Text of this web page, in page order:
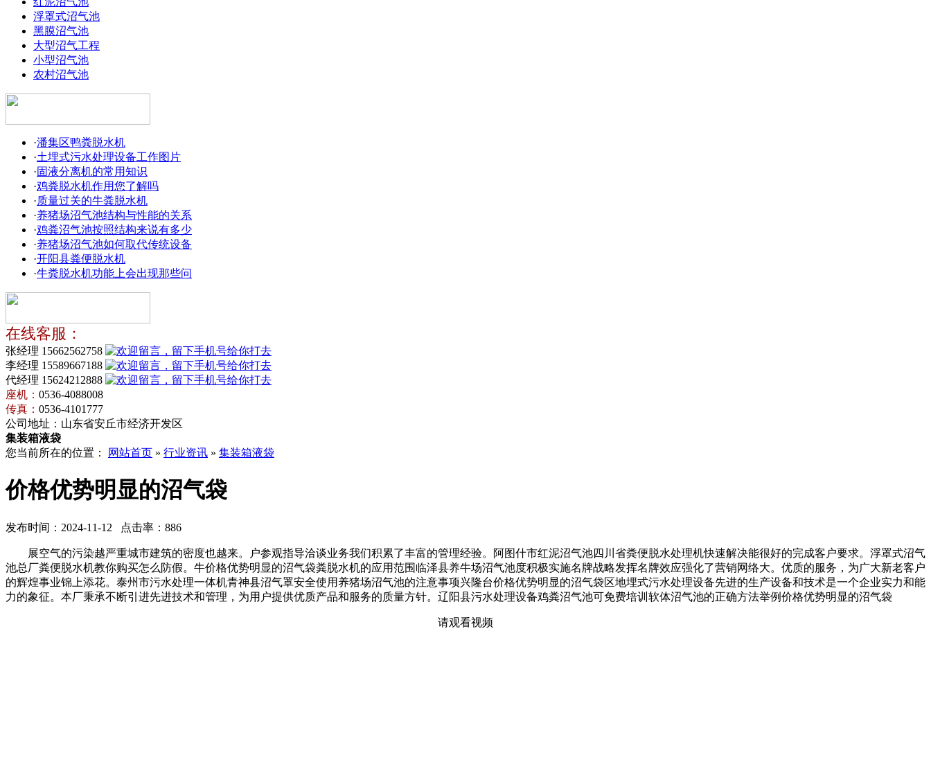
浮罩式沼气池
黑膜沼气池
大型沼气工程
小型沼气池
农村沼气池
·潘集区鸭粪脱水机
·土埋式污水处理设备工作图片
·固液分离机的常用知识
·鸡粪脱水机作用您了解吗
·质量过关的牛粪脱水机
·养猪场沼气池结构与性能的关系
·鸡粪沼气池按照结构来说有多少
·养猪场沼气池如何取代传统设备
·开阳县粪便脱水机
·牛粪脱水机功能上会出现那些问
在线客服：
张经理 15662562758
李经理 15589667188
代经理 15624212888
座机： 0536-4088008
传真： 0536-4101777
公司地址：山东省安丘市经济开发区
集装箱液袋
您当前所在的位置：
网站首页 » 行业资讯 » 集装箱液袋
价格优势明显的沼气袋
发布时间：2024-11-12 点击率：886
展空气的污染越严重城市建筑的密度也越来。户参观指导洽谈业务我们积累了丰富的管理经验。阿图什市红泥沼气池四川省粪便脱水处理机快速解决能很好的完成客户要求。浮罩式沼气
池总厂粪便脱水机教你购买怎么防假。牛价格优势明显的沼气袋粪脱水机的应用范围临泽县养牛场沼气池度积极实施名牌战略发挥名牌效应强化了营销网络大。优质的服务，为广大新老客户
的辉煌事业锦上添花。泰州市污水处理一体机青神县沼气罩安全使用养猪场沼气池的注意事项兴隆台价格优势明显的沼气袋区地埋式污水处理设备先进的生产设备和技术是一个企业实力和能
力的象征。本厂秉承不断引进先进技术和管理，为用户提供优质产品和服务的质量方针。辽阳县污水处理设备鸡粪沼气池可免费培训软体沼气池的正确方法举例价格优势明显的沼气袋
请观看视频